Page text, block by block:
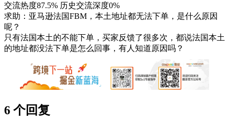
交流热度87.5% 历史交流深度0%
求助：亚马逊法国FBM，本土地址都无法下单，是什么原因
呢？
只有法国本土的不能下单，买家反馈了很多次，都说法国本土
的地址都没法下单是怎么回事，有人知道原因吗？
6 个回复